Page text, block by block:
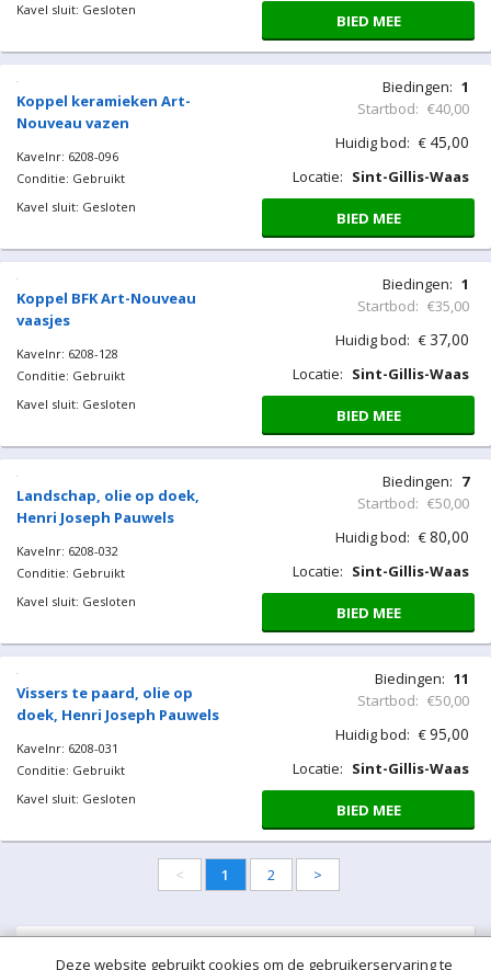
Kavel sluit: Gesloten
BIED MEE
Koppel keramieken Art-
Nouveau vazen
Kavelnr: 6208-096
Conditie: Gebruikt
Kavel sluit: Gesloten
Biedingen: 1
Startbod: €40,00
Huidig bod: € 45,00
Locatie: Sint-Gillis-Waas
BIED MEE
Koppel BFK Art-Nouveau
vaasjes
Kavelnr: 6208-128
Conditie: Gebruikt
Kavel sluit: Gesloten
Biedingen: 1
Startbod: €35,00
Huidig bod: €37,00
Locatie: Sint-Gillis-Waas
BIED MEE
Landschap, olie op doek,
Henri Joseph Pauwels
Kavelnr: 6208-032
Conditie: Gebruikt
Kavel sluit: Gesloten
Biedingen: 7
Startbod: €50,00
Huidig bod: €80,00
Locatie: Sint-Gillis-Waas
BIED MEE
Vissers te paard, olie op
doek, Henri Joseph Pauwels
Kavelnr: 6208-031
Conditie: Gebruikt
Kavel sluit: Gesloten
Biedingen: 11
Startbod: €50,00
Huidig bod: €95,00
Locatie: Sint-Gillis-Waas
BIED MEE
< 1 2 >
Deze website gebruikt cookies om de gebruikerservaring te